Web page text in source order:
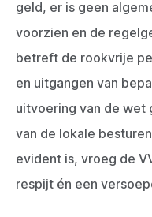
geld, er is geen
voorzien en de
betreft de rookvrije
en uitgangen van
uitvoering van de wet
van de lokale
evident is, vroeg de
respijt én een